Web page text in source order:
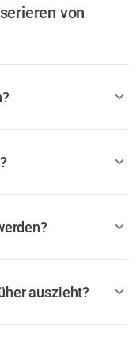
von
auszieht?